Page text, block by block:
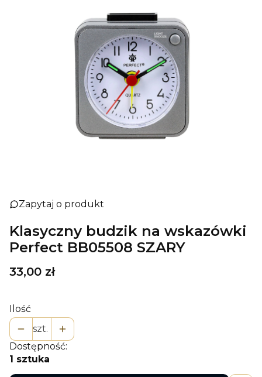
Zapytaj o produkt
Klasyczny budzik na wskazówki
Perfect BB05508 SZARY
Cena
33,00 zł
Ilość
szt.
Dostępność:
1 sztuka